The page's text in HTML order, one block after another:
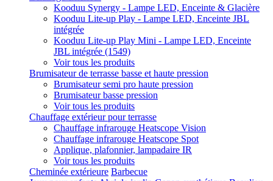
Kooduu Synergy - Lampe LED, Enceinte & Glacière
Kooduu Lite-up Play - Lampe LED, Enceinte JBL
intégrée
Kooduu Lite-up Play Mini - Lampe LED, Enceinte
JBL intégrée (1549)
Voir tous les produits
Brumisateur de terrasse basse et haute pression
Brumisateur semi pro haute pression
Brumisateur basse pression
Voir tous les produits
Chauffage extérieur pour terrasse
Chauffage infrarouge Heatscope Vision
Chauffage infrarouge Heatscope Spot
Applique, plafonnier, lampadaire IR
Voir tous les produits
Cheminée extérieure Barbecue